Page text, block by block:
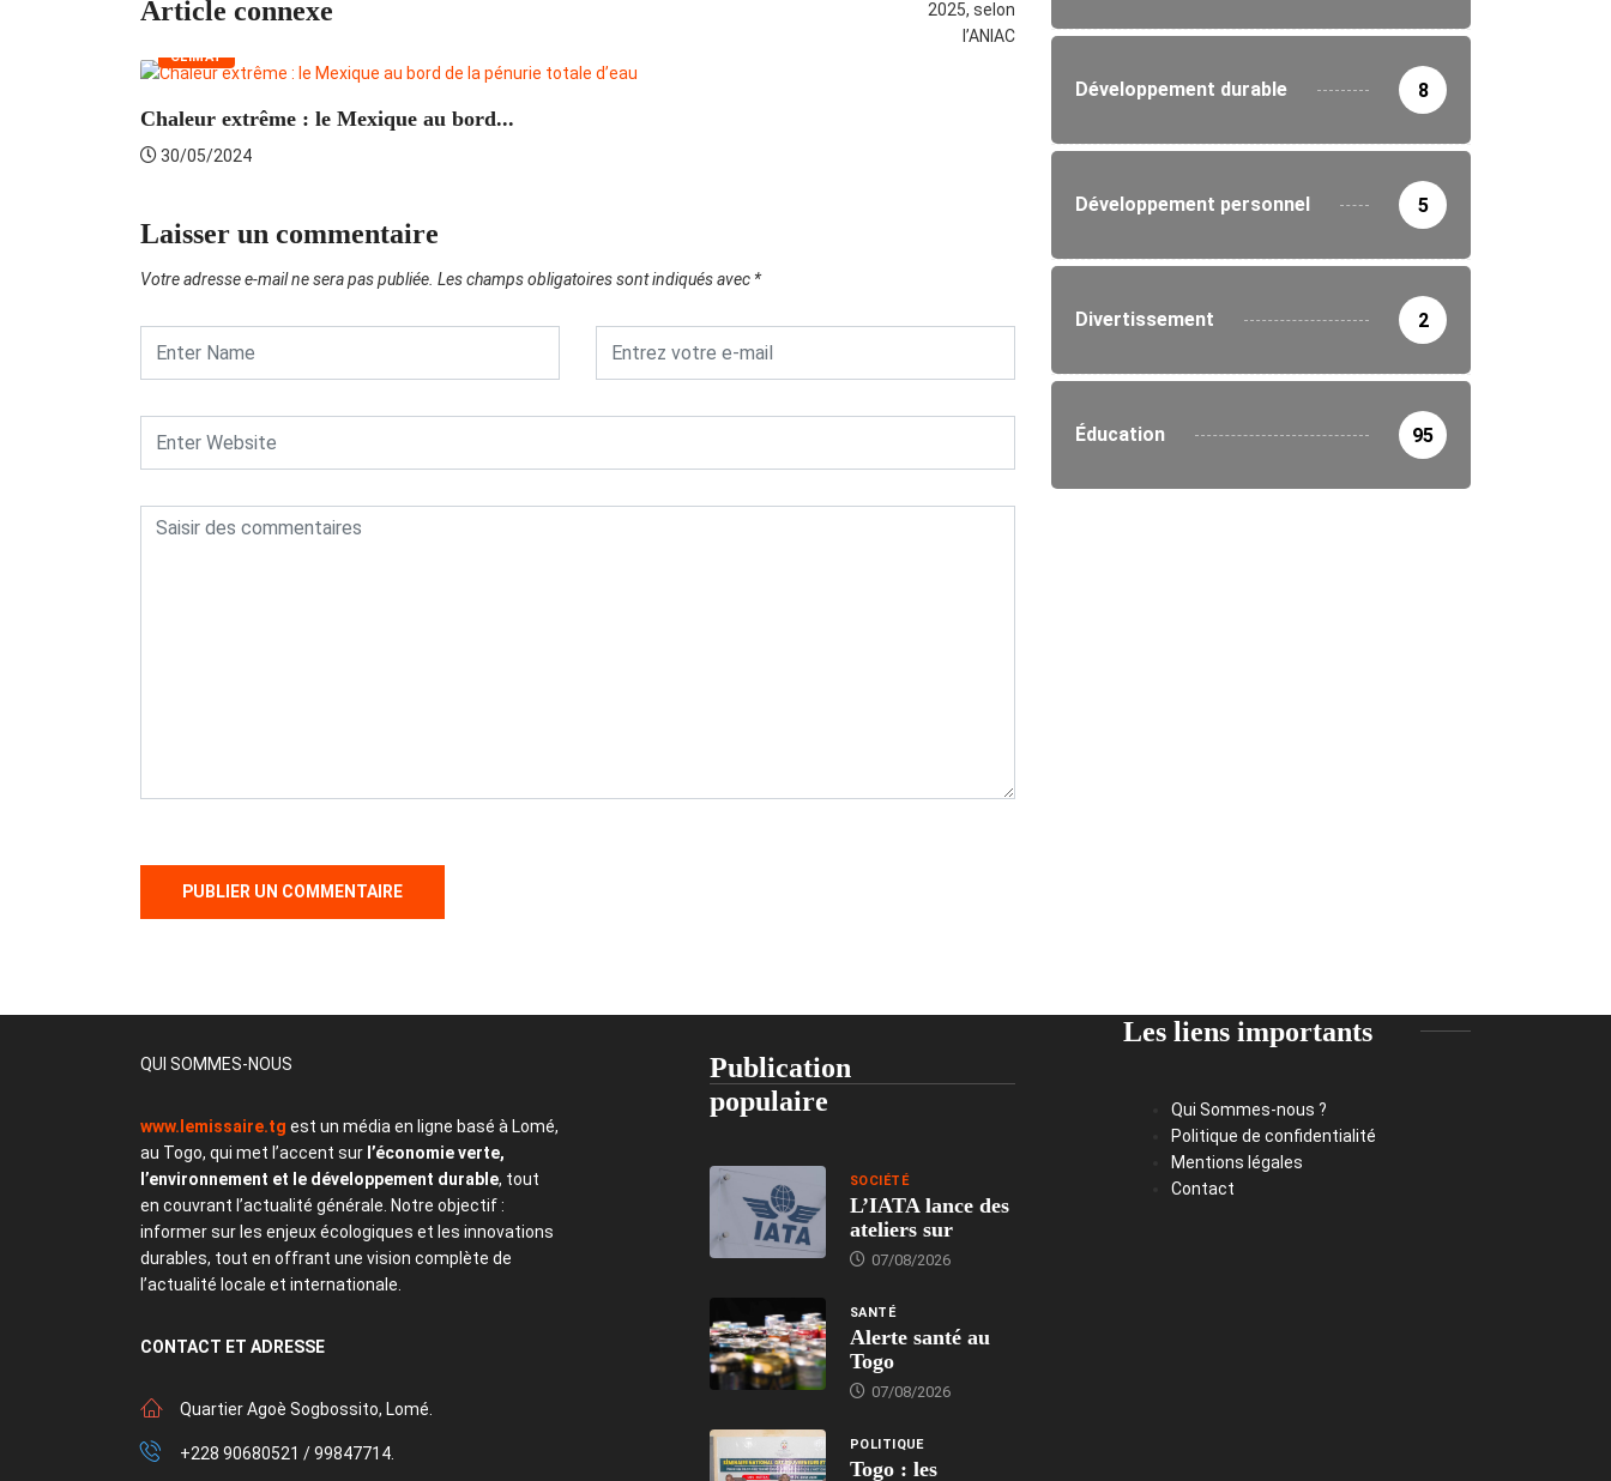
Article connexe
CLIMAT
Chaleur extrême : le Mexique au bord...
30/05/2024
Laisser un commentaire
Votre adresse e-mail ne sera pas publiée. Les champs obligatoires sont indiqués avec *
Développement durable 8
Développement personnel 5
Divertissement 2
Éducation 95
QUI SOMMES-NOUS
www.lemissaire.tg est un média en ligne basé à Lomé,
au Togo, qui met l’accent sur l’économie verte,
l’environnement et le développement durable, tout
en couvrant l’actualité générale. Notre objectif :
informer sur les enjeux écologiques et les innovations
durables, tout en offrant une vision complète de
l’actualité locale et internationale.
CONTACT ET ADRESSE
Quartier Agoè Sogbossito, Lomé.
+228 90680521 / 99847714.
Publication
populaire
SOCIÉTÉ
L’IATA lance des
ateliers sur
07/08/2026
SANTÉ
Alerte santé au
Togo
07/08/2026
POLITIQUE
Togo : les
Les liens importants
Qui Sommes-nous ?
Politique de confidentialité
Mentions légales
Contact